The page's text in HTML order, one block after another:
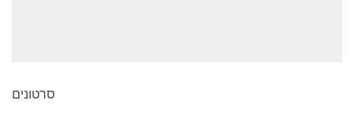
סרטונים